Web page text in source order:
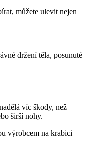
můžete ulevit nejen
držení těla, posunuté
víc škody, než
širší nohy.
výrobcem na krabici